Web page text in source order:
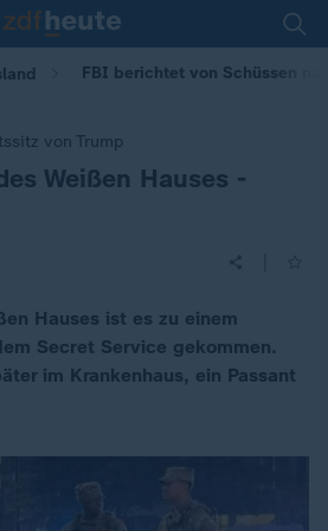
FBI berichtet von Schüssen
von Trump
Weißen Hauses -
Hauses ist es zu einem
Secret Service gekommen.
im Krankenhaus, ein Passant